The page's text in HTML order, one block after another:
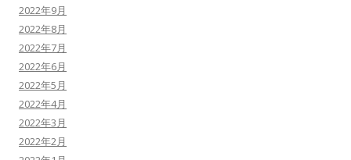
2022年9月
2022年8月
2022年7月
2022年6月
2022年5月
2022年4月
2022年3月
2022年2月